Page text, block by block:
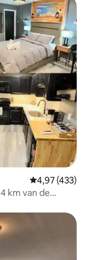
Gemiddelde
4,97 (433)
km van de